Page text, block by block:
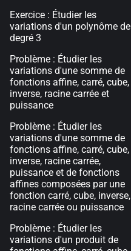
Exercice : Étudier les
variations d'un polynôme de
degré 3
Problème : Étudier les
variations d'une somme de
fonctions affine, carré, cube,
inverse, racine carrée et
puissance
Problème : Étudier les
variations d'une somme de
fonctions affine, carré, cube,
inverse, racine carrée,
puissance et de fonctions
affines composées par une
fonction carré, cube, inverse,
racine carrée ou puissance
Problème : Étudier les
variations d'un produit de